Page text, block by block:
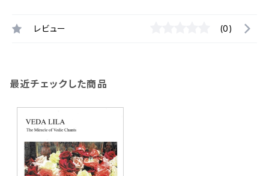
レビュー (0)
最近チェックした商品